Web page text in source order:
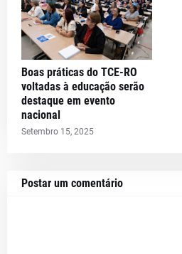
Boas práticas do TCE-RO
voltadas à educação serão
destaque em evento
nacional
Setembro 15, 2025
Postar um comentário